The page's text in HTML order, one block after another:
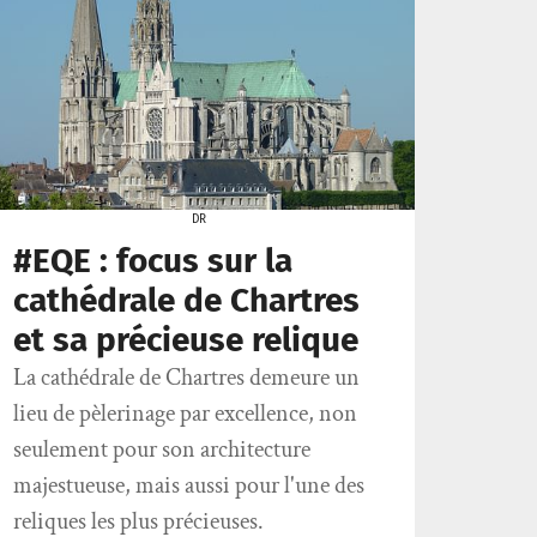
DR
#EQE : focus sur la
cathédrale de Chartres
et sa précieuse relique
La cathédrale de Chartres demeure un
lieu de pèlerinage par excellence, non
seulement pour son architecture
majestueuse, mais aussi pour l'une des
reliques les plus précieuses.